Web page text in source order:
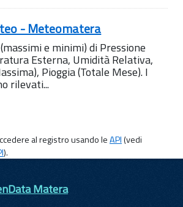
- Meteomatera
e minimi) di Pressione
Esterna, Umidità Relativa,
Pioggia (Totale Mese). I
rilevati...
al registro usando leAPI(vedi
).
Matera